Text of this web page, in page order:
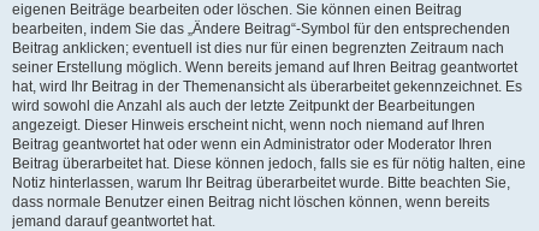
eigenen Beiträge bearbeiten oder löschen. Sie können einen Beitrag
bearbeiten, indem Sie das „Ändere Beitrag“-Symbol für den entsprechenden
Beitrag anklicken; eventuell ist dies nur für einen begrenzten Zeitraum nach
seiner Erstellung möglich. Wenn bereits jemand auf Ihren Beitrag geantwortet
hat, wird Ihr Beitrag in der Themenansicht als überarbeitet gekennzeichnet. Es
wird sowohl die Anzahl als auch der letzte Zeitpunkt der Bearbeitungen
angezeigt. Dieser Hinweis erscheint nicht, wenn noch niemand auf Ihren
Beitrag geantwortet hat oder wenn ein Administrator oder Moderator Ihren
Beitrag überarbeitet hat. Diese können jedoch, falls sie es für nötig halten, eine
Notiz hinterlassen, warum Ihr Beitrag überarbeitet wurde. Bitte beachten Sie,
dass normale Benutzer einen Beitrag nicht löschen können, wenn bereits
jemand darauf geantwortet hat.